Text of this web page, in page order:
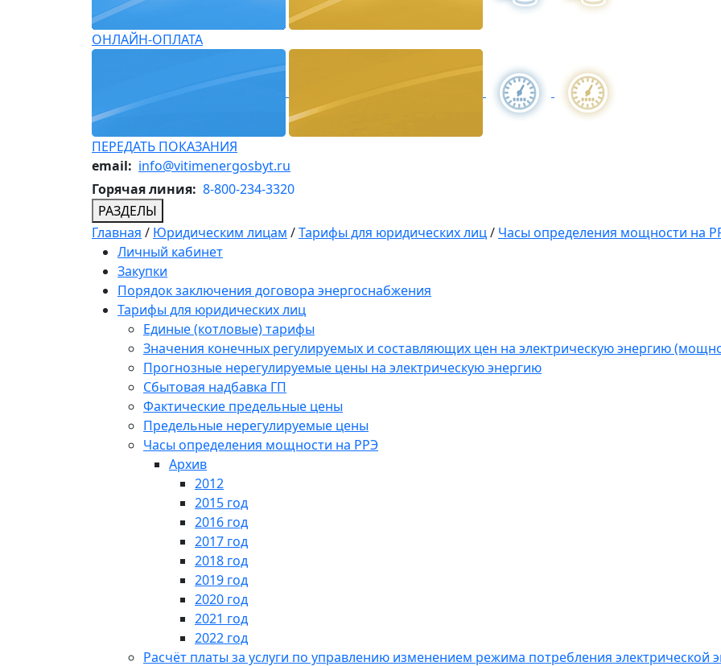
ОНЛАЙН-ОПЛАТА
ПЕРЕДАТЬ ПОКАЗАНИЯ
email: info@vitimenergosbyt.ru
Горячая линия: 8-800-234-3320
РАЗДЕЛЫ
Главная / Юридическим лицам /Тарифы для юридических лиц/ Часы определения мощности на
Личный кабинет
Закупки
Порядок заключения договора энергоснабжения
Тарифы для юридических лиц
Единые (котловые) тарифы
Значения конечных регулируемых и составляющих цен на электрическую энергию
Прогнозные нерегулируемые цены на электрическую энергию
Сбытовая надбавка ГП
Фактические предельные цены
Предельные нерегулируемые цены
Часы определения мощности на РРЭ
Архив
2012
2015 год
2016 год
2017 год
2018 год
2019 год
2020 год
2021 год
2022 год
Расчёт платы за услуги по управлению изменением режима потребления